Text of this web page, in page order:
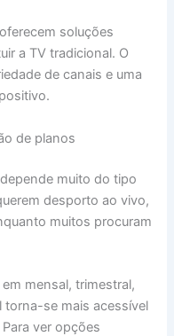
oferecem soluções
a TV tradicional. O
de canais e uma
de planos
depende muito do tipo
desporto ao vivo,
muitos procuram
mensal, trimestral,
torna-se mais acessível
ver opções